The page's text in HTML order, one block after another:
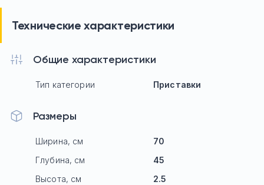
Технические характеристики
Общие характеристики
Тип категории Приставки
Размеры
Ширина, см
70
Глубина, см
45
Высота, см
2.5